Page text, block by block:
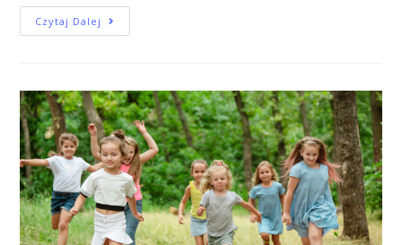
Czytaj Dalej